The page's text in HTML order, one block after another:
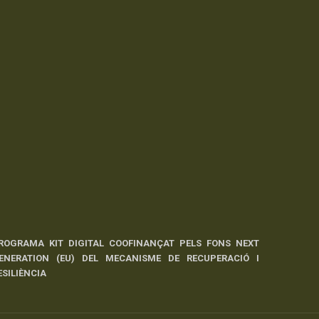
KIT DIGITAL COOFINANÇAT PELS FONS NEXT
(EU) DEL MECANISME DE RECUPERACIÓ I